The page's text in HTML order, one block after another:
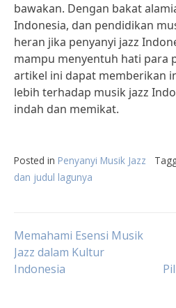
bawakan. Dengan bakat
Indonesia, dan pendidikan
heran jika penyanyi jazz
mampu menyentuh hati para
artikel ini dapat memberikan
lebih terhadap musik jazz
indah dan memikat.
Posted in Penyanyi Musik Jazz
dan judul lagunya
Post
navigation
Memahami Esensi Musik
Jazz dalam Kultur
Indonesia